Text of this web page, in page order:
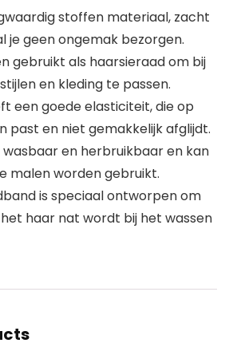
stoffen materiaal, zacht
je geen ongemak bezorgen.
gebruikt als haarsieraad om bij
en kleding te passen.
een goede elasticiteit, die op
past en niet gemakkelijk afglijdt.
wasbaar en herbruikbaar en kan
malen worden gebruikt.
is speciaal ontworpen om
haar nat wordt bij het wassen